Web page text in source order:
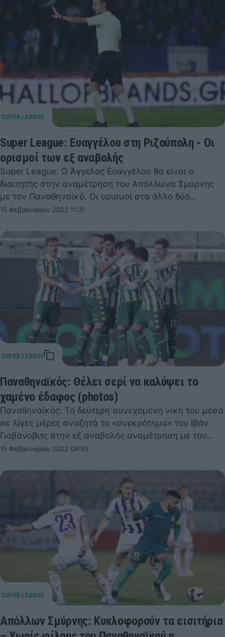
Super League: Ευαγγέλου στη Ριζούπολη - Οι
ορισμοί των εξ αναβολής
Super League: Ο Άγγελος Ευαγγέλου θα είναι ο
διαιτητής στην αναμέτρηση του Απόλλωνα Σμύρνης
με τον Παναθηναϊκό. Οι ορισμοί στα άλλο δύο…
15 Φεβρουαρίου 2022 11:31
Παναθηναϊκός: Θέλει σερί να καλύψει το
χαμένο έδαφος (photos)
Παναθηναϊκός: Τη δεύτερη συνεχόμενη νίκη του μέσα
σε λίγες μέρες αναζητά το «συγκρότημα» του Ιβάν
Γιοβάνοβιτς στην εξ αναβολής αναμέτρηση με τον…
15 Φεβρουαρίου 2022 09:50
Απόλλων Σμύρνης: Κυκλοφορούν τα εισιτήρια